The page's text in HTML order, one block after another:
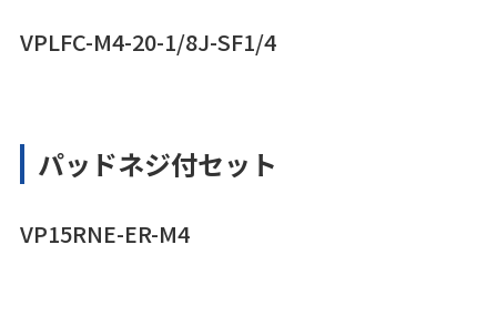
VPLFC-M4-20-1/8J-SF1/4
パッドネジ付セット
VP15RNE-ER-M4